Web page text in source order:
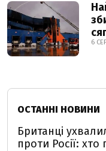
6
ОСТАННІ НОВИНИ
Британці
проти Росії: